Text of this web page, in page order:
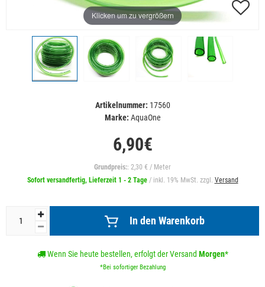
Klicken um zu vergrößern
Artikelnummer: 17560
Marke: AquaOne
6,90€
Grundpreis:: 2,30 € / Meter
Sofort versandfertig, Lieferzeit 1 - 2 Tage / inkl. 19% MwSt. zzgl. Versand
In den Warenkorb
Wenn Sie heute bestellen, erfolgt der Versand Morgen*
*Bei sofortiger Bezahlung